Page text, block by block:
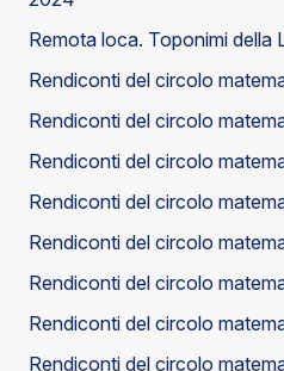
Remota loca. Toponimi della
Rendiconti del circolo
Rendiconti del circolo
Rendiconti del circolo
Rendiconti del circolo
Rendiconti del circolo
Rendiconti del circolo
Rendiconti del circolo
Rendiconti del circolo